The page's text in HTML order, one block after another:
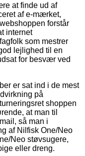
at finde ud af
af e-mærket,
forstår
internet
som mestrer
lejlighed til en
for besvær ved
er sat ind i de mest
på
shoppen
at man til
så man i
af Nilfisk One/Neo
Neo støvsugere,
eller dreng.